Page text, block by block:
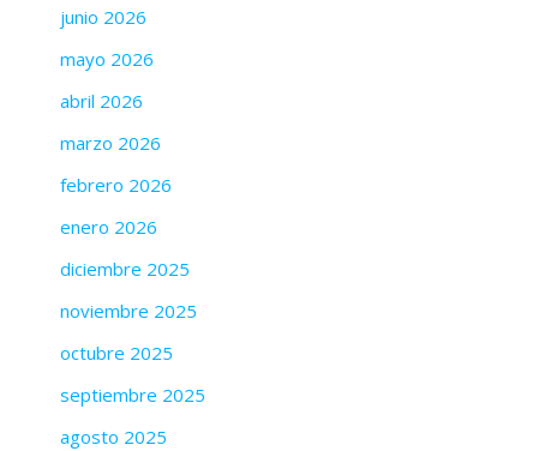
junio 2026
mayo 2026
abril 2026
marzo 2026
febrero 2026
enero 2026
diciembre 2025
noviembre 2025
octubre 2025
septiembre 2025
agosto 2025